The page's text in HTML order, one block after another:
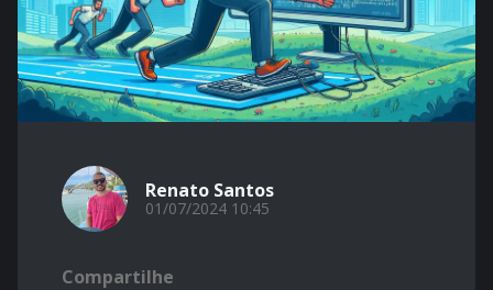
Renato Santos
01/07/2024 10:45
Compartilhe